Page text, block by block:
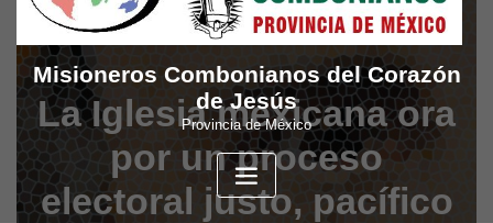
Misioneros Combonianos del Corazón
de Jesús
Provincia de México
La Iglesia mexicana ora
por un proceso
electoral justo, pacífico